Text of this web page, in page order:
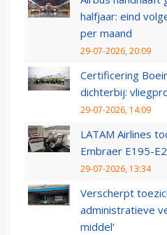
halfjaar: eind
per maand
29-07-2026, 20:09
Certificering
dichterbij:
29-07-2026, 14:09
LATAM Airlines
Embraer E195-E2
29-07-2026, 13:34
Verscherpt
administratieve
middel’